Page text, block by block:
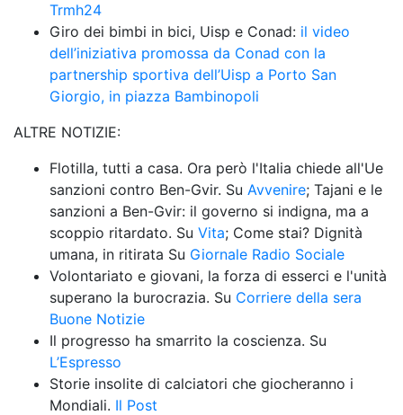
Trmh24
Giro dei bimbi in bici, Uisp e Conad: il video
dell’iniziativa promossa da Conad con la
partnership sportiva dell’Uisp a Porto San
Giorgio, in piazza Bambinopoli
ALTRE NOTIZIE:
Flotilla, tutti a casa. Ora però l'Italia chiede all'Ue
sanzioni contro Ben-Gvir. Su Avvenire; Tajani e le
sanzioni a Ben-Gvir: il governo si indigna, ma a
scoppio ritardato. Su Vita; Come stai? Dignità
umana, in ritirata Su Giornale Radio Sociale
Volontariato e giovani, la forza di esserci e l'unità
superano la burocrazia. Su Corriere della sera
Buone Notizie
L’Espresso
Storie insolite di calciatori che giocheranno i
Mondiali. Il Post